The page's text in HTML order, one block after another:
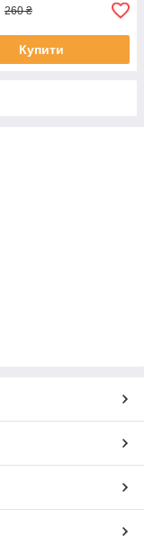
260 ₴
Купити